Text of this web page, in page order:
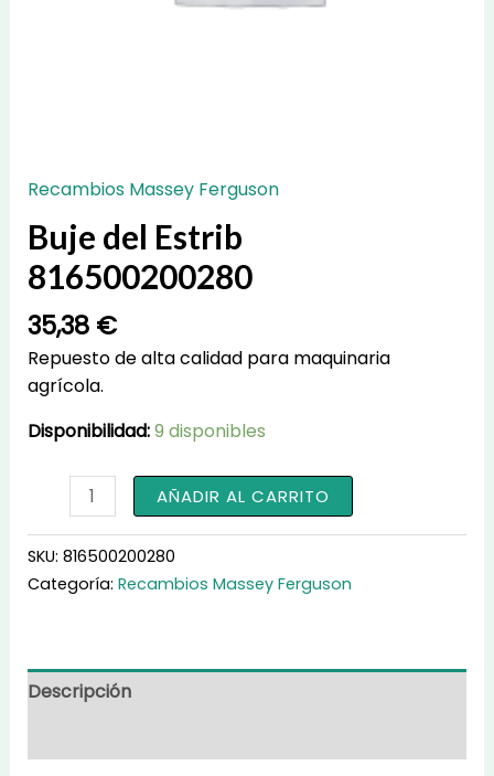
Recambios Massey Ferguson
Buje del Estrib
816500200280
35,38 €
Repuesto de alta calidad para maquinaria
agrícola.
Disponibilidad:9 disponibles
Estrib
816500200280
cantidad
AÑADIR AL CARRITO
SKU: 816500200280
Categoría: Recambios Massey Ferguson
Descripción